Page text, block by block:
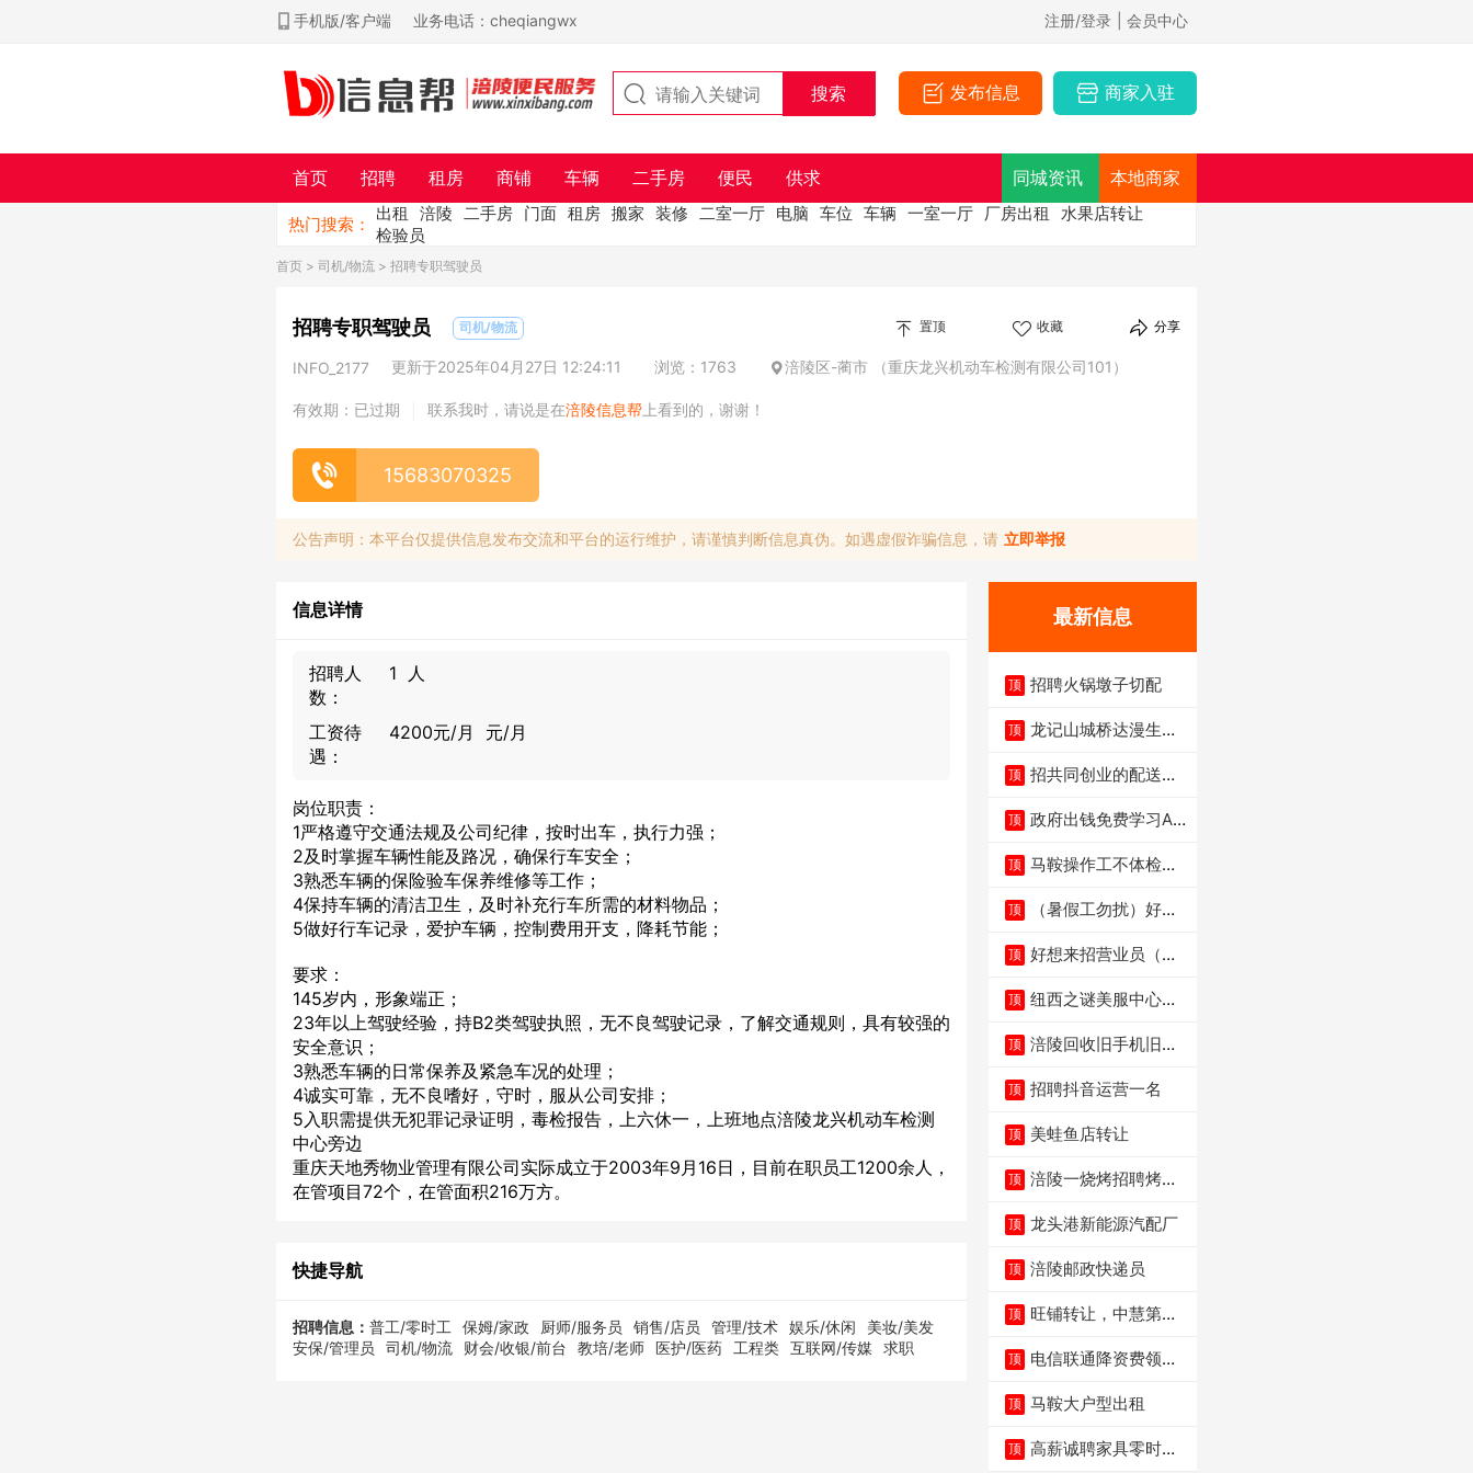
手机版/客户端 业务电话：cheqiangwx 注册/登录 | 会员中心
发布信息 商家入驻
首页 招聘 租房 商铺 车辆 二手房 便民 供求 同城资讯 本地商家
热门搜索：
出租 涪陵 二手房 门面 租房 搬家 装修 二室一厅 电脑 车位 车辆 一室一厅 厂房出租
水果店转让
检验员
首页 > 司机/物流 > 招聘专职驾驶员
招聘专职驾驶员 司机/物流 置顶 收藏 分享
INFO_2177 更新于2025年04月27日 12:24:11 浏览：1763 涪陵区-蔺市 （重庆龙兴机动车检测有限公司101）
有效期：已过期 联系我时，请说是在涪陵信息帮 上看到的，谢谢！
15683070325
公告声明：本平台仅提供信息发布交流和平台的运行维护，请谨慎判断信息真伪。如遇虚假诈骗信息，请 立即举报
信息详情
招聘人
数：
1 人
工资待
遇：
4200元/月 元/月
岗位职责：
1严格遵守交通法规及公司纪律，按时出车，执行力强；
2及时掌握车辆性能及路况，确保行车安全；
3熟悉车辆的保险验车保养维修等工作；
4保持车辆的清洁卫生，及时补充行车所需的材料物品；
5做好行车记录，爱护车辆，控制费用开支，降耗节能；
要求：
145岁内，形象端正；
23年以上驾驶经验，持B2类驾驶执照，无不良驾驶记录，了解交通规则，具有较强的
安全意识；
3熟悉车辆的日常保养及紧急车况的处理；
4诚实可靠，无不良嗜好，守时，服从公司安排；
5入职需提供无犯罪记录证明，毒检报告，上六休一，上班地点涪陵龙兴机动车检测
中心旁边
重庆天地秀物业管理有限公司实际成立于2003年9月16日，目前在职员工1200余人，
在管项目72个，在管面积216万方。
快捷导航
招聘信息： 普工/零时工 保姆/家政 厨师/服务员 销售/店员 管理/技术 娱乐/休闲
美妆/美发
安保/管理员
司机/物流 财会/收银/前台 教培/老师 医护/医药 工程类 互联网/传媒 求职
最新信息
顶 招聘火锅墩子切配
顶 龙记山城桥达漫生活
顶 招共同创业的配送伙
顶 政府出钱免费学习AI
顶 马鞍操作工不体检男
顶
（暑假工勿扰）好想
顶 好想来招营业员（不
顶 纽西之谜美服中心招
顶 涪陵回收旧手机旧电
顶 招聘抖音运营一名
顶 美蛙鱼店转让
顶 涪陵一烧烤招聘烤工
顶 龙头港新能源汽配厂
顶 涪陵邮政快递员
顶 旺铺转让，中慧第一
顶 电信联通降资费领价
顶 马鞍大户型出租
顶 高薪诚聘家具零时促